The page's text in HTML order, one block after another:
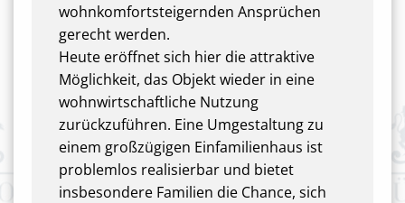
wohnkomfortsteigernden Ansprüchen
gerecht werden.
Heute eröffnet sich hier die attraktive
Möglichkeit, das Objekt wieder in eine
wohnwirtschaftliche Nutzung
zurückzuführen. Eine Umgestaltung zu
einem großzügigen Einfamilienhaus ist
problemlos realisierbar und bietet
insbesondere Familien die Chance, sich